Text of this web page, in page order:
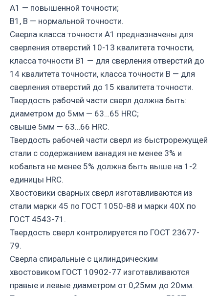
А1 — повышенной точности;
В1, В — нормальной точности.
Сверла класса точности А1 предназначены для
сверления отверстий 10-13 квалитета точности,
класса точности В1 — для сверления отверстий до
14 квалитета точности, класса точности В — для
сверления отверстий до 15 квалитета точности.
Твердость рабочей части сверл должна быть:
диаметром до 5мм — 63…65 HRC;
свыше 5мм — 63…66 HRC.
Твердость рабочей части сверл из быстрорежущей
стали с содержанием ванадия не менее 3% и
кобальта не менее 5% должна быть выше на 1-2
единицы HRC.
Хвостовики сварных сверл изготавливаются из
стали марки 45 по ГОСТ 1050-88 и марки 40Х по
ГОСТ 4543-71.
Твердость сверл контролируется по ГОСТ 23677-
79.
Сверла спиральные с цилиндрическим
хвостовиком ГОСТ 10902-77 изготавливаются
правые и левые диаметром от 0,25мм до 20мм.